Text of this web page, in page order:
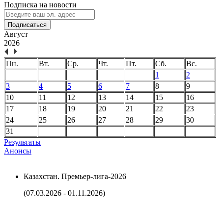
Подписка на новости
Подписаться
Август
2026
Пн. Вт. Ср. Чт. Пт. Сб.
Вс.
1
2
3
4 5 6 7 8
9
10
11 12 13 14 15
16
17
18 19 20 21 22
23
24
25 26 27 28 29
30
31
Результаты
Анонсы
Казахстан. Премьер-лига-2026
(07.03.2026 - 01.11.2026)